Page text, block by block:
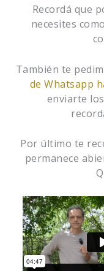
Recordá que
necesites
También te
de Whatsapp
enviarte
Por último te
permanece